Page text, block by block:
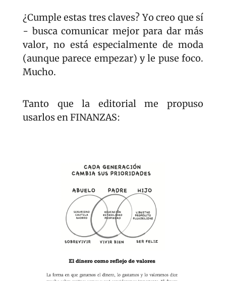
¿Cumple estas tres claves? Yo creo que sí
- busca comunicar mejor para dar más
valor, no está especialmente de moda
(aunque parece empezar) y le puse foco.
Mucho.
Tanto que la editorial me propuso
usarlos en FINANZAS: